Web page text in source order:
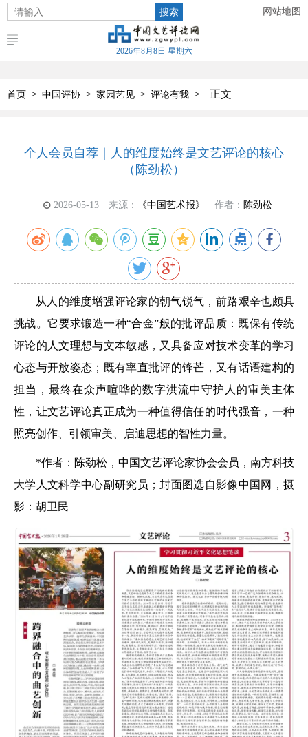
搜索 网站地图
2026年8月8日 星期六
首页 > 中国评协 > 家园艺见 > 评论有我 > 正文
个人会员自荐｜人的维度始终是文艺评论的核心
（陈劲松）
2026-05-13 来源： 《中国艺术报》 作者： 陈劲松
从人的维度增强评论家的朝气锐气，前路艰辛也颇具
挑战。它要求锻造一种“合金”般的批评品质：既保有传统
评论的人文理想与文本敏感，又具备应对技术变革的学习
心态与开放姿态；既有率直批评的锋芒，又有话语建构的
担当，最终在众声喧哗的数字洪流中守护人的审美主体
性，让文艺评论真正成为一种值得信任的时代强音，一种
照亮创作、引领审美、启迪思想的智性力量。
*作者：陈劲松，中国文艺评论家协会会员，南方科技
大学人文科学中心副研究员；封面图选自影像中国网，摄
影：胡卫民